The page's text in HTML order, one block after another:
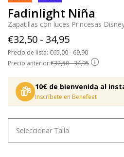
Fadinlight Niña
Zapatillas con luces Princesas
€32,50 - 34,95
Precio de lista: Price reduced from
€65,00 - 69,90
Precio anterior:€32,50 - 34,95
10€ de bienvenida al
Inscríbete en Benefeet
Seleccionar Talla